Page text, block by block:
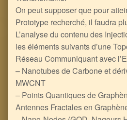
On peut supposer que pour
Prototype recherché, il faudra
L’analyse du contenu des
les éléments suivants d’une
Réseau Communiquant avec
– Nanotubes de Carbone et
MWCNT
– Points Quantiques de
Antennes Fractales en